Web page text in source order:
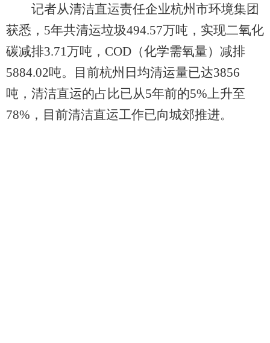
记者从清洁直运责任企业杭州市环境集团
获悉，5年共清运垃圾494.57万吨，实现二氧化
碳减排3.71万吨，COD（化学需氧量）减排
5884.02吨。目前杭州日均清运量已达3856
吨，清洁直运的占比已从5年前的5%上升至
78%，目前清洁直运工作已向城郊推进。